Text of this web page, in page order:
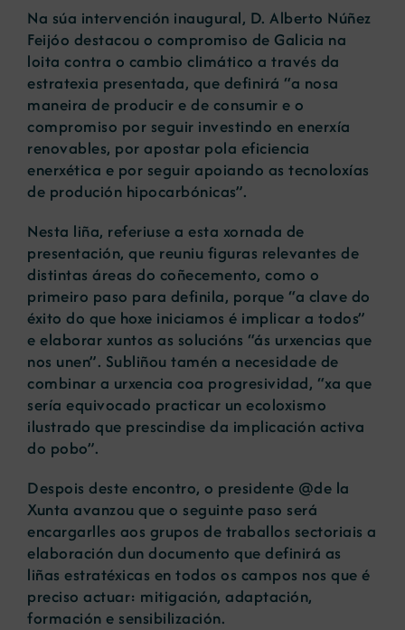
Na súa intervención inaugural, D. Alberto Núñez
Feijóo destacou o compromiso de Galicia na
loita contra o cambio climático a través da
estratexia presentada, que definirá “a nosa
maneira de producir e de consumir e o
compromiso por seguir investindo en enerxía
renovables, por apostar pola eficiencia
enerxética e por seguir apoiando as tecnoloxías
de produción hipocarbónicas”.
Nesta liña, referiuse a esta xornada de
presentación, que reuniu figuras relevantes de
distintas áreas do coñecemento, como o
primeiro paso para definila, porque “a clave do
éxito do que hoxe iniciamos é implicar a todos”
e elaborar xuntos as solucións “ás urxencias que
nos unen”. Subliñou tamén a necesidade de
combinar a urxencia coa progresividad, “xa que
sería equivocado practicar un ecoloxismo
ilustrado que prescindise da implicación activa
do pobo”.
Despois deste encontro, o presidente @de la
Xunta avanzou que o seguinte paso será
encargarlles aos grupos de traballos sectoriais a
elaboración dun documento que definirá as
liñas estratéxicas en todos os campos nos que é
preciso actuar: mitigación, adaptación,
formación e sensibilización.